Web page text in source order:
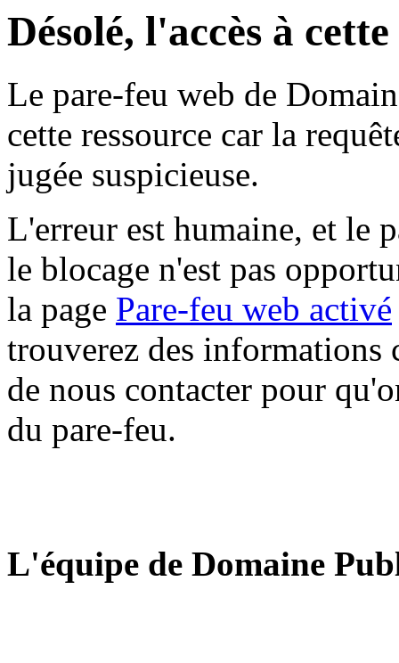
Désolé, l'accès à
Le pare-feu web de
cette ressource car la
jugée suspicieuse.
L'erreur est humaine, et le
le blocage n'est pas
la page Pare-feu web activé
trouverez des informations
de nous contacter pour
du pare-feu.
L'équipe de Domaine